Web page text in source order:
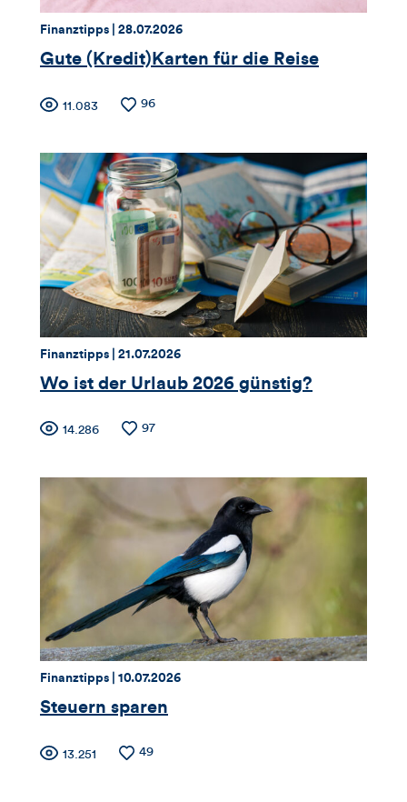
dieses
Artikels
Thema:
Finanztipps | Datum:
28.07.2026
Gute (Kredit)Karten für die Reise
Zähler
für
Views,
Likes
und
Kommentare
dieses
Artikels
Anzahl11.083
Anzahl
96
Thema:
Finanztipps | Datum:
21.07.2026
Wo ist der Urlaub 2026 günstig?
Zähler
für
Views,
Likes
und
Kommentare
dieses
Artikels
Anzahl14.286
Anzahl
97
Thema:
Finanztipps | Datum:
10.07.2026
Steuern sparen
Zähler
Anzahl13.251
Anzahl
49